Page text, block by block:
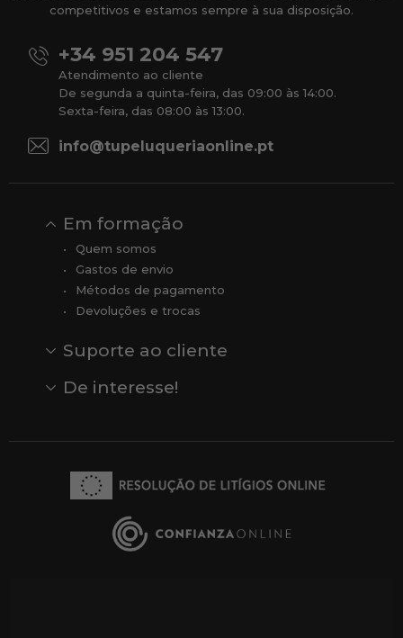
competitivos e estamos sempre à sua disposição.
+34 951 204 547
Atendimento ao cliente
De segunda a quinta-feira, das 09:00 às 14:00.
Sexta-feira, das 08:00 às 13:00.
info@tupeluqueriaonline.pt
Em formação
Quem somos
Gastos de envio
Métodos de pagamento
Devoluções e trocas
Suporte ao cliente
Comentários
Comentários do Google
De interesse!